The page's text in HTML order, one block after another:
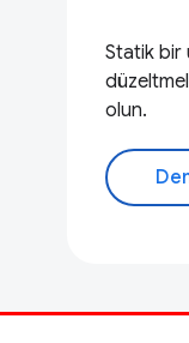
Statik bir
olun.